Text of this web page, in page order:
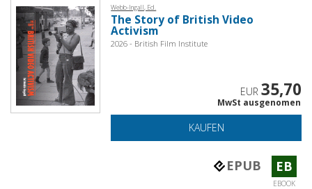
Webb-Ingall, Ed.
The Story of British Video
Activism
2026 - British Film Institute
EUR 35,70
MwSt ausgenomen
KAUFEN
EPUB EB
EBOOK